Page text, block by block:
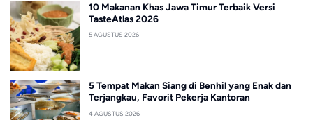
10 Makanan Khas Jawa Timur Terbaik Versi
TasteAtlas 2026
5 AGUSTUS 2026
5 Tempat Makan Siang di Benhil yang Enak dan
Terjangkau, Favorit Pekerja Kantoran
4 AGUSTUS 2026